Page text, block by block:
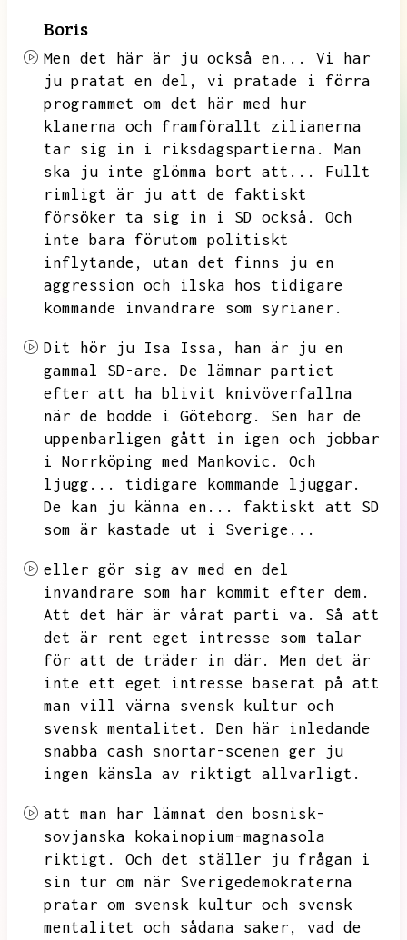
Boris
Men det här är ju också en...
Vi har
ju pratat en del,
vi pratade i förra
programmet om det här med hur
klanerna och framförallt zilianerna
tar sig in i riksdagspartierna.
Man
ska ju inte glömma bort att...
Fullt
rimligt är ju att de faktiskt
försöker ta sig in i SD också.
Och
inte bara förutom politiskt
inflytande,
utan det finns ju en
aggression och ilska hos tidigare
kommande invandrare som syrianer.
Dit hör ju Isa Issa,
han är ju en
gammal SD-are.
De lämnar partiet
efter att ha blivit knivöverfallna
när de bodde i Göteborg.
Sen har de
uppenbarligen gått in igen och jobbar
i Norrköping med Mankovic.
Och
ljugg...
tidigare kommande ljuggar.
De kan ju känna en...
faktiskt att SD
som är kastade ut i Sverige...
eller gör sig av med en del
invandrare som har kommit efter dem.
Att det här är vårat parti va.
Så att
det är rent eget intresse som talar
för att de träder in där.
Men det är
inte ett eget intresse baserat på att
man vill värna svensk kultur och
svensk mentalitet.
Den här inledande
snabba cash snortar-scenen ger ju
ingen känsla av riktigt allvarligt.
att man har lämnat den bosnisk-
sovjanska kokainopium-magnasola
riktigt.
Och det ställer ju frågan i
sin tur om när Sverigedemokraterna
pratar om svensk kultur och svensk
mentalitet och sådana saker,
vad de